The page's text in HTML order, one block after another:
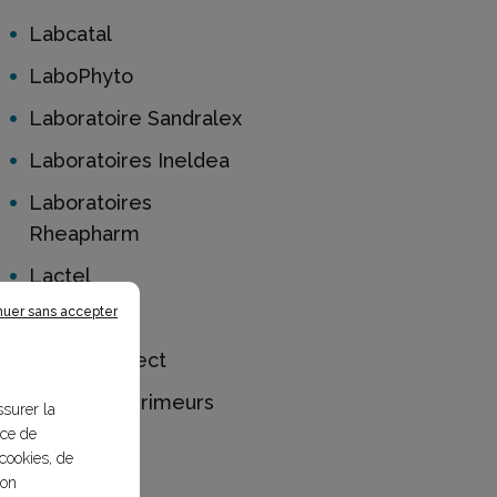
Labcatal
LaboPhyto
Laboratoire Sandralex
Laboratoires Ineldea
Laboratoires
Rheapharm
Lactel
Lagunitas
LampesDirect
Landerne Primeurs
Lantana
sans accepter
la
de
de